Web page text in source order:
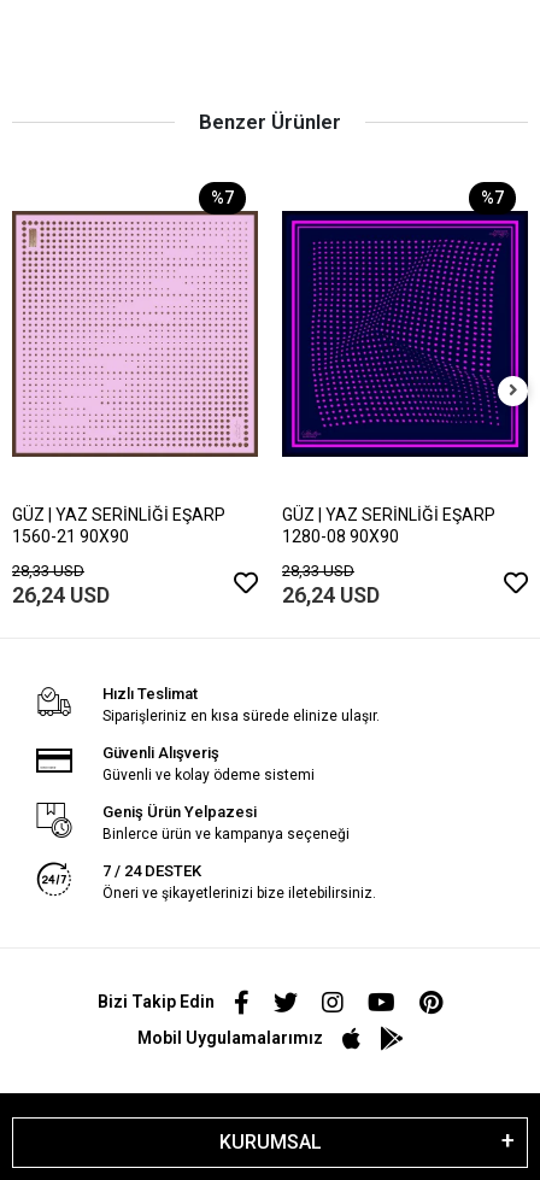
Benzer Ürünler
%7
GÜZ | YAZ SERİNLİĞİ EŞARP
1560-21 90X90
28,33 USD
26,24 USD
%7
GÜZ | YAZ SERİNLİĞİ EŞARP
1280-08 90X90
28,33 USD
26,24 USD
Hızlı Teslimat
Siparişleriniz en kısa sürede elinize ulaşır.
Güvenli Alışveriş
Güvenli ve kolay ödeme sistemi
Geniş Ürün Yelpazesi
Binlerce ürün ve kampanya seçeneği
7 / 24 DESTEK
Öneri ve şikayetlerinizi bize iletebilirsiniz.
Bizi Takip Edin
Mobil Uygulamalarımız
KURUMSAL